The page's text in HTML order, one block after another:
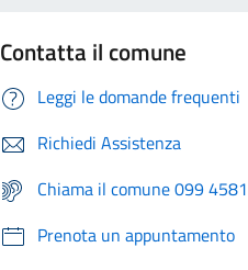
Contatta il comune
Leggi le domande frequenti
Richiedi Assistenza
Chiama il comune 099
Prenota un appuntamento